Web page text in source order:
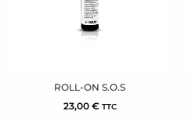
ROLL-ON S.O.S
23,00 € TTC